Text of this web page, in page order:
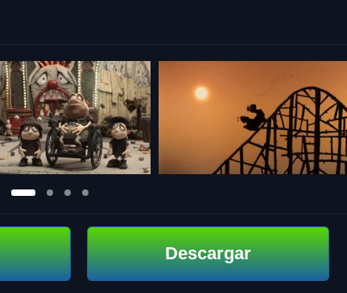
Descargar